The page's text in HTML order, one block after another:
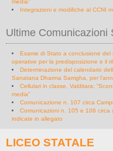
media”
Integrazioni e modifiche al CCNI
Ultime Comunicazioni
Esame di Stato a conclusione
operative per la predisposizione e il
Determinazione del calendario
Sanatana Dharma Samgha, per
Cellulari in classe, Valditara:
media”
Comunicazione n. 107 circa
Comunicazioni n. 105 e 106 circa
indicate in allegato
LICEO STATALE